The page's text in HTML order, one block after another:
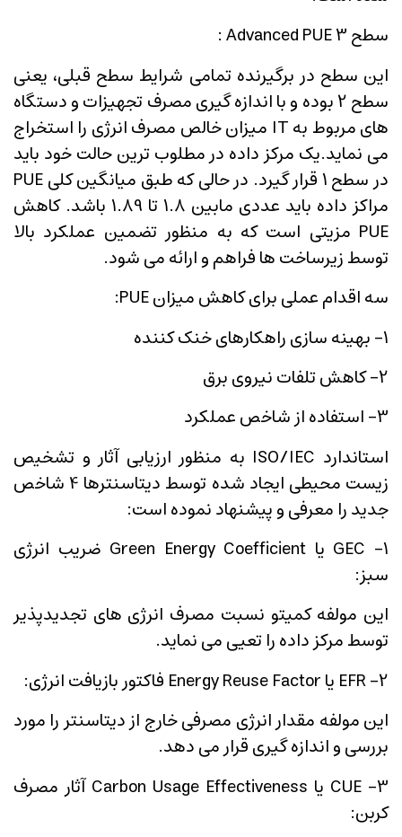
سطح 3 Advanced PUE :
این سطح در برگیرنده تمامی شرایط سطح قبلی، یعنی
سطح 2 بوده و با اندازه گیری مصرف تجهیزات و دستگاه
های مربوط به IT میزان خالص مصرف انرژی را استخراج
می نماید.یک مرکز داده در مطلوب ترین حالت خود باید
در سطح 1 قرار گیرد. در حالی که طبق میانگین کلی PUE
مراکز داده باید عددی مابین 1.8 تا 1.89 باشد. کاهش
PUE مزیتی است که به منظور تضمین عملکرد بالا
توسط زیرساخت ها فراهم و ارائه می شود.
سه اقدام عملی برای کاهش میزان PUE:
1- بهینه سازی راهکارهای خنک کننده
2- کاهش تلفات نیروی برق
3- استفاده از شاخص عملکرد
استاندارد ISO/IEC به منظور ارزیابی آثار و تشخیص
زیست محیطی ایجاد شده توسط دیتاسنترها 4 شاخص
جدید را معرفی و پیشنهاد نموده است:
1- GEC یا Green Energy Coefficient ضریب انرژی
سبز:
این مولفه کمیتو نسبت مصرف انرژی های تجدیدپذیر
توسط مرکز داده را تعیی می نماید.
2- EFR یا Energy Reuse Factor فاکتور بازیافت انرژی:
این مولفه مقدار انرژی مصرفی خارج از دیتاسنتر را مورد
بررسی و اندازه گیری قرار می دهد.
3- CUE یا Carbon Usage Effectiveness آثار مصرف
کربن: